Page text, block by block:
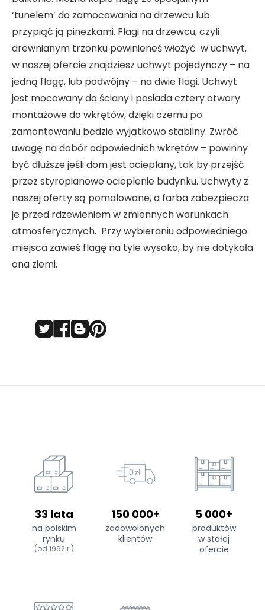
‘tunelem’ do zamocowania na drzewcu lub
przypiąć ją pinezkami. Flagi na drzewcu, czyli
drewnianym trzonku powinieneś włożyć w uchwyt,
w naszej ofercie znajdziesz uchwyt pojedynczy – na
jedną flagę, lub podwójny – na dwie flagi. Uchwyt
jest mocowany do ściany i posiada cztery otwory
montażowe do wkrętów, dzięki czemu po
zamontowaniu będzie wyjątkowo stabilny. Zwróć
uwagę na dobór odpowiednich wkrętów – powinny
być dłuższe jeśli dom jest ocieplany, tak by przejść
przez styropianowe ocieplenie budynku. Uchwyty z
naszej oferty są pomalowane, a farba zabezpiecza
je przed rdzewieniem w zmiennych warunkach
atmosferycznych. Przy wybieraniu odpowiedniego
miejsca zawieś flagę na tyle wysoko, by nie dotykała
ona ziemi.
33 lata
na polskim
rynku
(od 1992 r.)
150 000+
zadowolonych
klientów
5 000+
produktów
w stałej
ofercie